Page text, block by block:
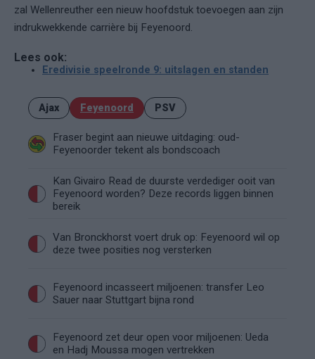
zal Wellenreuther een nieuw hoofdstuk toevoegen aan zijn
indrukwekkende carrière bij Feyenoord.
Lees ook:
Eredivisie speelronde 9: uitslagen en standen
Ajax Feyenoord PSV
Fraser begint aan nieuwe uitdaging: oud-
Feyenoorder tekent als bondscoach
Kan Givairo Read de duurste verdediger ooit van
Feyenoord worden? Deze records liggen binnen
bereik
Van Bronckhorst voert druk op: Feyenoord wil op
deze twee posities nog versterken
Feyenoord incasseert miljoenen: transfer Leo
Sauer naar Stuttgart bijna rond
Feyenoord zet deur open voor miljoenen: Ueda
en Hadj Moussa mogen vertrekken